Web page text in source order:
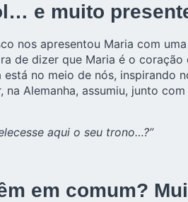
e muito
nos apresentou Maria com
de dizer que Maria é o
no meio de nós, inspirando
na Alemanha, assumiu, junto
aqui o seu trono…?”
em comum?